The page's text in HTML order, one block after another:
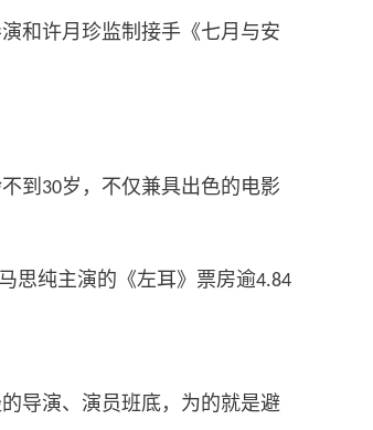
和许月珍监制接手《七月与安
到 30岁，不仅兼具出色的电影
思纯主演的《左耳》票房逾4.84
导演、演员班底，为的就是避